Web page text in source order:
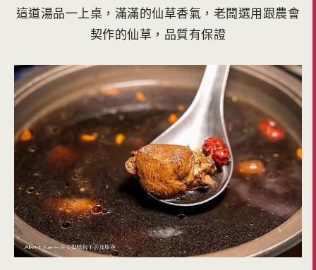
這道湯品一上桌，滿滿的仙草香氣，老闆選用跟農會
契作的仙草，品質有保證